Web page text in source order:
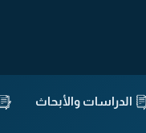
الدراسات والأبحاث